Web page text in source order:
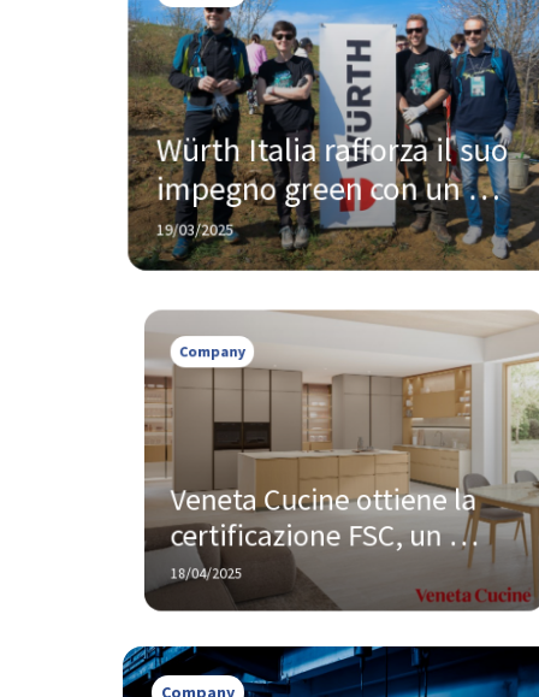
Würth Italia rafforza il suo
impegno green con un
nuovo progetto forestale
19/03/2025
Company
Veneta Cucine ottiene la
certificazione FSC, un
passo concreto verso la
sostenibilità nella filiera del
legno
18/04/2025